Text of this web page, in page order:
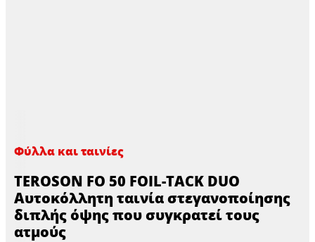
Φύλλα και ταινίες
TEROSON FO 50 FOIL-TACK DUO
Αυτοκόλλητη ταινία στεγανοποίησης
διπλής όψης που συγκρατεί τους
ατμούς